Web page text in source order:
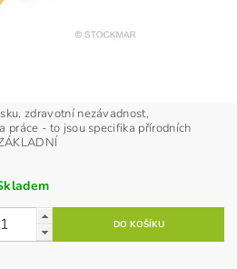
zdravotní nezávadnost,
práce - to jsou specifika přírodních